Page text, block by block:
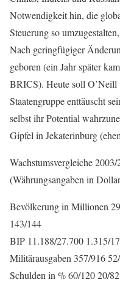
Notwendigkeit hin, die
Steuerung so
Nach geringfügiger
geboren (ein Jahr später
BRICS). Heute soll
Staatengruppe enttäuscht
selbst ihr Potential
Gipfel in Jekaterinburg
Wachstumsvergleiche
(Währungsangaben in
Bevölkerung in Millionen
143/144
BIP 11.188/27.700 1.315/
Militärausgaben 357/916
Schulden in % 60/120 20/